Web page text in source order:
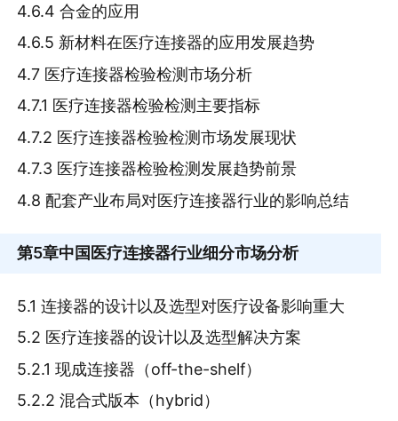
4.6.4 合金的应用
4.6.5 新材料在医疗连接器的应用发展趋势
4.7 医疗连接器检验检测市场分析
4.7.1 医疗连接器检验检测主要指标
4.7.2 医疗连接器检验检测市场发展现状
4.7.3 医疗连接器检验检测发展趋势前景
4.8 配套产业布局对医疗连接器行业的影响总结
第5章中国医疗连接器行业细分市场分析
5.1 连接器的设计以及选型对医疗设备影响重大
5.2 医疗连接器的设计以及选型解决方案
5.2.1 现成连接器（off-the-shelf）
5.2.2 混合式版本（hybrid）